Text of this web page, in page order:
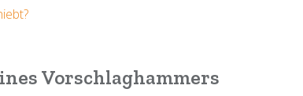
Vorschlaghammers